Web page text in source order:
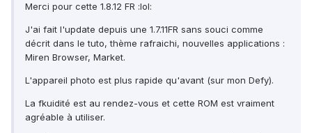
Merci pour cette 1.8.12 FR :lol:
J'ai fait l'update depuis une 1.7.11FR sans souci comme
décrit dans le tuto, thème rafraichi, nouvelles applications :
Miren Browser, Market.
L'appareil photo est plus rapide qu'avant (sur mon Defy).
La fkuidité est au rendez-vous et cette ROM est vraiment
agréable à utiliser.